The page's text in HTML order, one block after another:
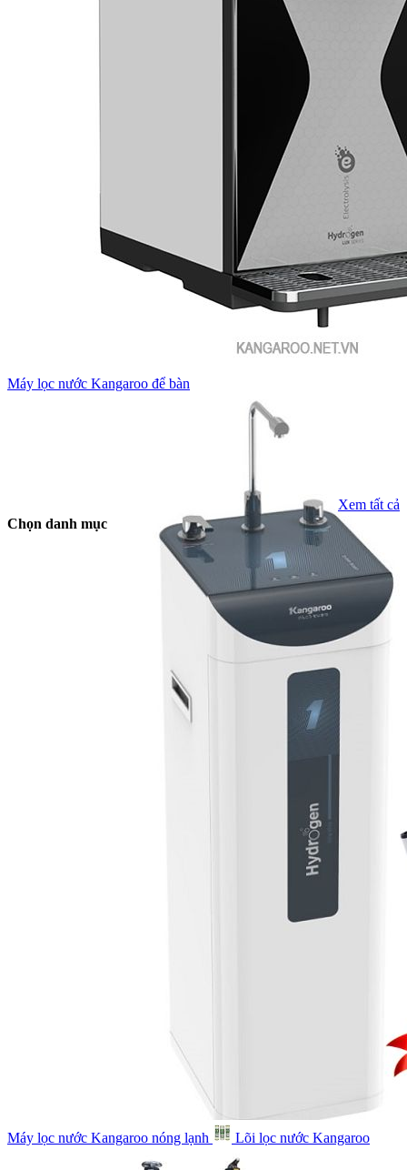
Máy lọc nước Kangaroo để bàn
Máy lọc nước Kangaroo nóng lạnh Lõi lọc nước Kangaroo
Xem tất cả
Chọn danh mục